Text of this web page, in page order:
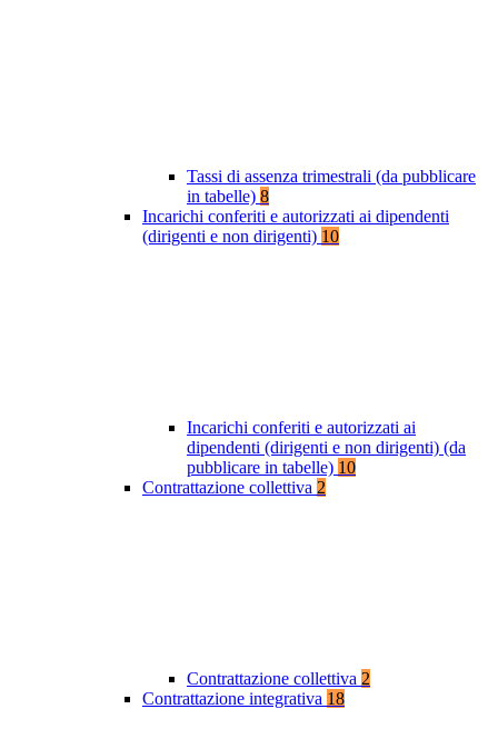
Tassi di assenza trimestrali (da pubblicare
in tabelle) 8
Incarichi conferiti e autorizzati ai dipendenti
(dirigenti e non dirigenti) 10
Incarichi conferiti e autorizzati ai
dipendenti (dirigenti e non dirigenti) (da
pubblicare in tabelle) 10
Contrattazione collettiva 2
Contrattazione collettiva 2
Contrattazione integrativa 18